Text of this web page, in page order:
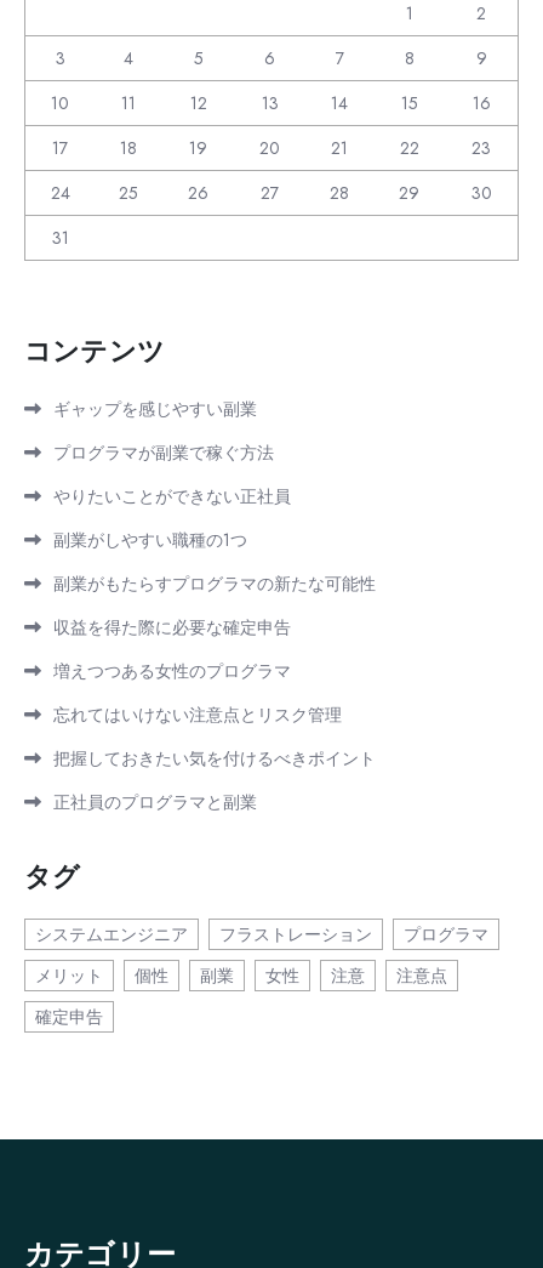
1
2
3
4 5 6 7 8
9
10
11 12 13 14 15
16
17
18 19 20 21 22
23
24
25 26 27 28 29
30
31
コンテンツ
ギャップを感じやすい副業
プログラマが副業で稼ぐ方法
やりたいことができない正社員
副業がしやすい職種の1つ
副業がもたらすプログラマの新たな可能性
収益を得た際に必要な確定申告
増えつつある女性のプログラマ
忘れてはいけない注意点とリスク管理
把握しておきたい気を付けるべきポイント
正社員のプログラマと副業
タグ
システムエンジニア フラストレーション
プログラマ
メリット
個性 副業 女性 注意
注意点
確定申告
カテゴリー